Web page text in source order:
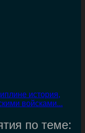
история,
войсками...
по теме: